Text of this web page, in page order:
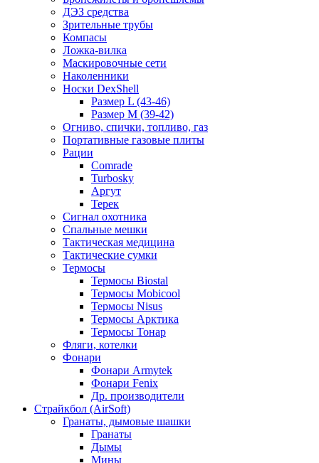
ДЭЗ средства
Зрительные трубы
Компасы
Ложка-вилка
Маскировочные сети
Наколенники
Носки DexShell
Размер L (43-46)
Размер M (39-42)
Огниво, спички, топливо, газ
Портативные газовые плиты
Рации
Comrade
Turbosky
Аргут
Терек
Сигнал охотника
Спальные мешки
Тактическая медицина
Тактические сумки
Термосы
Термосы Biostal
Термосы Mobicool
Термосы Nisus
Термосы Арктика
Термосы Тонар
Фляги, котелки
Фонари
Фонари Armytek
Фонари Fenix
Др. производители
Страйкбол (AirSoft)
Гранаты, дымовые шашки
Гранаты
Дымы
Мины